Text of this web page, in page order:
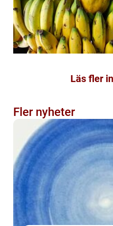
Läs fler
Fler nyheter